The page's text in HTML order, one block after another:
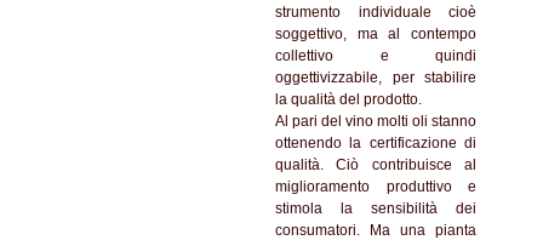
strumento individuale cioè
soggettivo, ma al contempo
collettivo e quindi
oggettivizzabile, per stabilire
la qualità del prodotto.
Al pari del vino molti oli stanno
ottenendo la certificazione di
qualità. Ciò contribuisce al
miglioramento produttivo e
stimola la sensibilità dei
consumatori. Ma una pianta